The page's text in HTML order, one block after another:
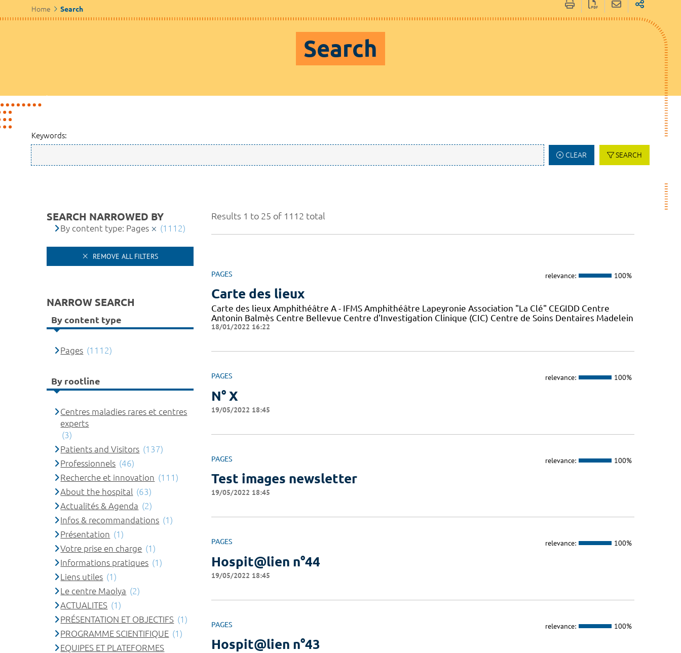
Home Search
Search
Keywords:
CLEAR SEARCH
Results 1 to 25 of 1112 total
PAGES relevance: 100%
Carte des lieux
Carte des lieux Amphithéâtre A - IFMS Amphithéâtre Lapeyronie Association "La Clé" CEGIDD Centre
Antonin Balmès Centre Bellevue Centre d'Investigation Clinique (CIC) Centre de Soins Dentaires Madelein
18/01/2022 16:22
PAGES relevance: 100%
N° X
19/05/2022 18:45
PAGES relevance: 100%
Test images newsletter
19/05/2022 18:45
PAGES relevance: 100%
Hospit@lien n°44
19/05/2022 18:45
PAGES relevance: 100%
Hospit@lien n°43
SEARCH NARROWED BY
By content type: Pages (1112)
REMOVE ALL FILTERS
NARROW SEARCH
By content type
Pages (1112)
By rootline
Centres maladies rares et centres
experts
(3)
Patients and Visitors (137)
Professionnels (46)
Recherche et innovation (111)
About the hospital (63)
Actualités & Agenda (2)
Infos & recommandations (1)
Présentation (1)
Votre prise en charge (1)
Informations pratiques (1)
Liens utiles (1)
Le centre Maolya (2)
ACTUALITES (1)
PRÉSENTATION ET OBJECTIFS (1)
PROGRAMME SCIENTIFIQUE (1)
EQUIPES ET PLATEFORMES